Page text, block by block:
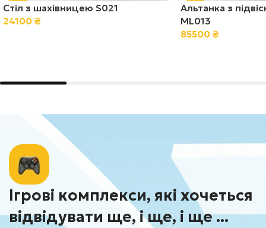
Стіл з шахівницею S021
24100 ₴
Альтанка з
ML013
85500 ₴
Ігрові комплекси, які хочеться
відвідувати ще, і ще, і ще ...